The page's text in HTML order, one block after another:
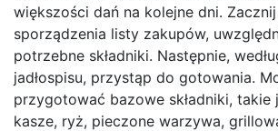
większości dań na kolejne dni.
sporządzenia listy zakupów,
potrzebne składniki. Następnie,
jadłospisu, przystąp do gotowania.
przygotować bazowe składniki, takie
kasze, ryż, pieczone warzywa,